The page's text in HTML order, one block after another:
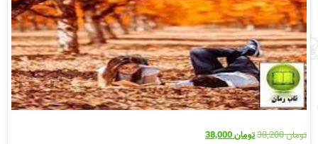
تومان38,200
قیمت
تومان38,000
قیمت